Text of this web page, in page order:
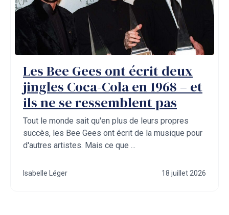
Les Bee Gees ont écrit deux
jingles Coca-Cola en 1968 – et
ils ne se ressemblent pas
Tout le monde sait qu'en plus de leurs propres
succès, les Bee Gees ont écrit de la musique pour
d'autres artistes. Mais ce que ...
Isabelle Léger 18 juillet 2026